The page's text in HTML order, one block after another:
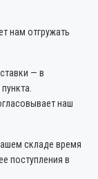
нам отгружать
— в
наш
складе время
поступления в